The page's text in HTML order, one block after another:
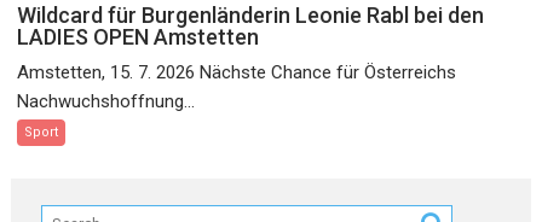
Wildcard für Burgenländerin Leonie Rabl bei den
LADIES OPEN Amstetten
Amstetten, 15. 7. 2026 Nächste Chance für Österreichs
Nachwuchshoffnung...
Sport